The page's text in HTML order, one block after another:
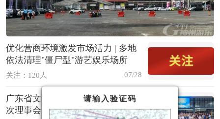
优化营商环境激发市场活力 | 多地
依法清理"僵尸型"游艺娱乐场所
关注：120人 07/28
广东省文化娱乐联合会第一届第一
次理事会圆满召开
请输入验证码